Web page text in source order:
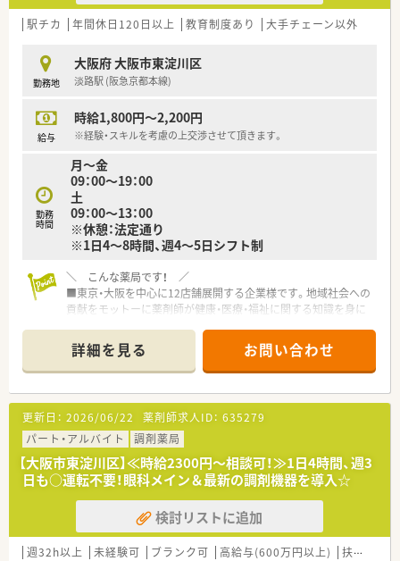
駅チカ 年間休日120日以上 教育制度あり 大手チェーン以外
勤務地
大阪府 大阪市東淀川区
淡路駅 (阪急京都本線)
給与
時給1,800円～2,200円
※経験・スキルを考慮の上交渉させて頂きます。
勤務
時間
月～金
09：00～19：00
土
09：00～13：00
※休憩：法定通り
※1日4～8時間、週4～5日シフト制
＼ こんな薬局です！ ／
■東京・大阪を中心に12店舗展開する企業様です。地域社会への
貢献をモットーに薬剤師が健康・医療・福祉に関する知識を身に
す。
■面対応の薬局がほとんどですが、機械化が進んでおり、調剤過
誤対策も万全です。
■個人の努力が勤務条件や評価に影響しやすい環境です！頑張り
がしっかり評価に繋がります★
詳細を見る お問い合わせ
更新日： 2026/06/22 薬剤師求人ID： 635279
パート・アルバイト
調剤薬局
【大阪市東淀川区】≪時給2300円～相談可！≫1日4時間、週3
日も○運転不要！眼科メイン＆最新の調剤機器を導入☆
検討リストに追加
週32h以上 未経験可 ブランク可 高給与(600万円以上) 扶養内勤務OK